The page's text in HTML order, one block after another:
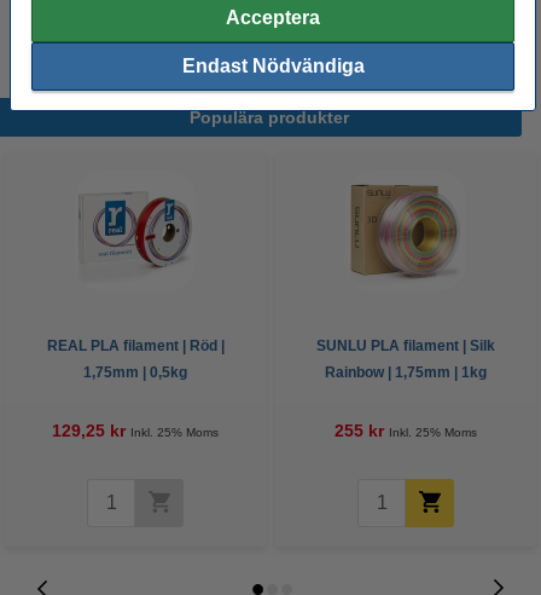
Acceptera
Endast Nödvändiga
Populära produkter
REAL PLA filament | Röd |
1,75mm | 0,5kg
129,25 kr Inkl. 25% Moms
SUNLU PLA filament | Silk
Rainbow | 1,75mm | 1kg
255 kr Inkl. 25% Moms